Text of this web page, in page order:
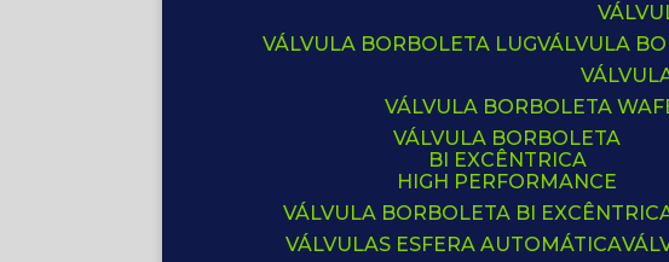
VÁLVULA BORBOLETA LUG VÁLVULA
VÁLVULA BORBOLETA
VÁLVULA BORBOLETA
BI EXCÊNTRICA
HIGH PERFORMANCE
VÁLVULA BORBOLETA BI
VÁLVULAS ESFERA AUTOMÁTICA